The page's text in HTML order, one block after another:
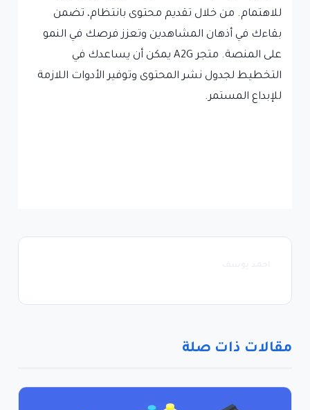
للاهتمام. من خلال تقديم محتوى بانتظام، تضمن
بقاءك في أذهان المشاهدين وتعزز فرصك في النمو
على المنصة. متجر A2G يمكن أن يساعدك في
التخطيط لجدول نشر المحتوى وتوفير الأدوات اللازمة
للإبداع المستمر.
مقالات ذات صلة